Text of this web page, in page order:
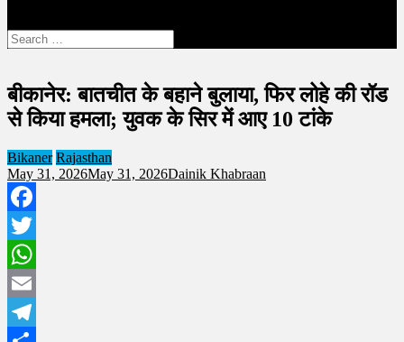
Search
for:
बीकानेर: बातचीत के बहाने बुलाया, फिर लोहे की रॉड
से किया हमला; युवक के सिर में आए 10 टांके
Bikaner Rajasthan
May 31, 2026May 31, 2026Dainik Khabraan
Facebook
Twitter
WhatsApp
Email